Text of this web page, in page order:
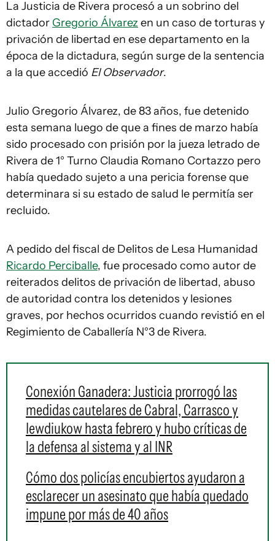
La Justicia de Rivera procesó a un sobrino del
dictador Gregorio Álvarezen un caso de torturas y
privación de libertad en ese departamento en la
época de la dictadura, según surge de la sentencia
a la que accedió El Observador.
Julio Gregorio Álvarez, de 83 años, fue detenido
esta semana luego de que a fines de marzo había
sido procesado con prisión por la jueza letrado de
Rivera de 1° Turno Claudia Romano Cortazzo pero
había quedado sujeto a una pericia forense que
determinara si su estado de salud le permitía ser
recluido.
A pedido del fiscal de Delitos de Lesa Humanidad
Ricardo Perciballe, fue procesado como autor de
reiterados delitos de privación de libertad, abuso
de autoridad contra los detenidos y lesiones
graves, por hechos ocurridos cuando revistió en el
Regimiento de Caballería N°3 de Rivera.
Conexión Ganadera: Justicia prorrogó las
medidas cautelares de Cabral, Carrasco y
Iewdiukow hasta febrero y hubo críticas de
la defensa al sistema y al INR
Cómo dos policías encubiertos ayudaron a
esclarecer un asesinato que había quedado
impune por más de 40 años